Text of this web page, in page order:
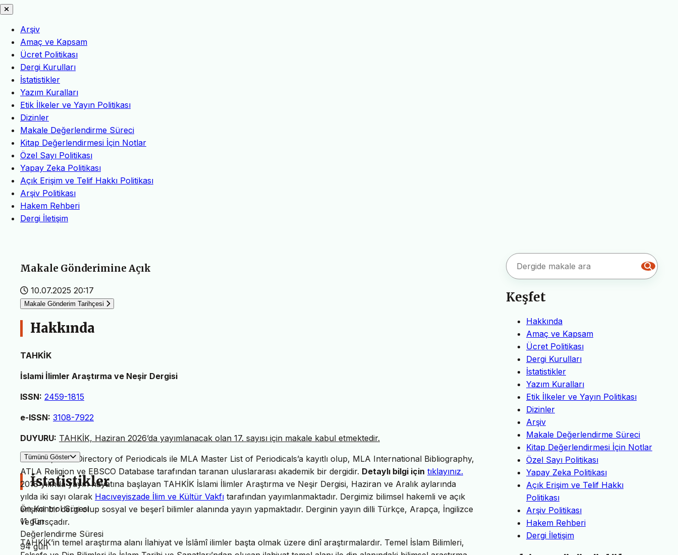
Arşiv
Amaç ve Kapsam
Ücret Politikası
Dergi Kurulları
İstatistikler
Yazım Kuralları
Etik İlkeler ve Yayın Politikası
Dizinler
Makale Değerlendirme Süreci
Kitap Değerlendirmesi İçin Notlar
Özel Sayı Politikası
Yapay Zeka Politikası
Açık Erişim ve Telif Hakkı Politikası
Arşiv Politikası
Hakem Rehberi
Dergi İletişim
Makale Gönderimine Açık
10.07.2025 20:17
Makale Gönderim Tarihçesi
Hakkında
TAHKİK
İslami İlimler Araştırma ve Neşir Dergisi
ISSN: 2459-1815
e-ISSN: 3108-7922
DUYURU: TAHKİK, Haziran 2026’da yayımlanacak olan 17. sayısı için makale kabul etmektedir.
TAHKİK, MLA Directory of Periodicals ile MLA Master List of Periodicals’a kayıtlı olup, MLA International Bibliography,
ATLA Religion ve EBSCO Database tarafından taranan uluslararası akademik bir dergidir. Detaylı bilgi için tıklayınız.
2018 yılında yayın hayatına başlayan TAHKİK İslami İlimler Araştırma ve Neşir Dergisi, Haziran ve Aralık aylarında
yılda iki sayı olarak Hacıveyiszade İlim ve Kültür Vakfı tarafından yayımlanmaktadır. Dergimiz bilimsel hakemli ve açık
erişimli bir dergi olup sosyal ve beşerî bilimler alanında yayın yapmaktadır. Derginin yayın dilli Türkçe, Arapça, İngilizce
ve Farsçadır.
TAHKİK’in temel araştırma alanı İlahiyat ve İslâmî ilimler başta olmak üzere dinî araştırmalardır. Temel İslam Bilimleri,
Tümünü Göster
İstatistikler
Ön Kontrol Süresi
11 gün
Değerlendirme Süresi
94 gün
Keşfet
Hakkında
Amaç ve Kapsam
Ücret Politikası
Dergi Kurulları
İstatistikler
Yazım Kuralları
Etik İlkeler ve Yayın Politikası
Dizinler
Arşiv
Makale Değerlendirme Süreci
Kitap Değerlendirmesi İçin Notlar
Özel Sayı Politikası
Yapay Zeka Politikası
Açık Erişim ve Telif Hakkı
Politikası
Arşiv Politikası
Hakem Rehberi
Dergi İletişim